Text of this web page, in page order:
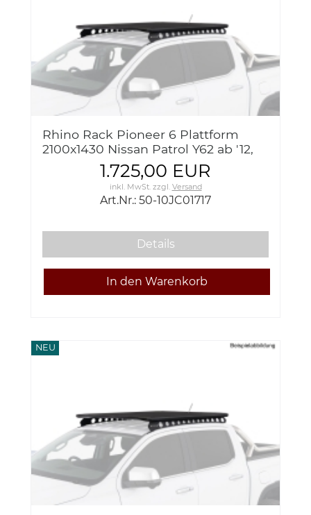
Rhino Rack Pioneer 6 Plattform
2100x1430 Nissan Patrol Y62 ab '12,
inkl. Backbone1.725,00 EUR
inkl. MwSt.zzgl. Versand
Art.Nr.: 50-10JC01717
Details
NEU